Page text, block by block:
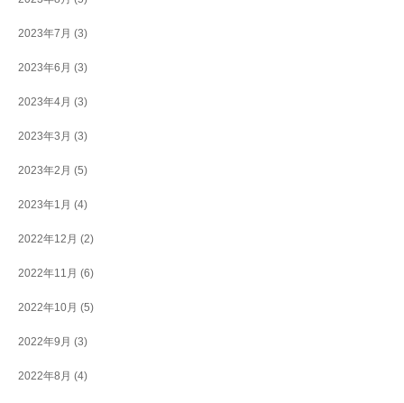
2023年7月 (3)
2023年6月 (3)
2023年4月 (3)
2023年3月 (3)
2023年2月 (5)
2023年1月 (4)
2022年12月 (2)
2022年11月 (6)
2022年10月 (5)
2022年9月 (3)
2022年8月 (4)